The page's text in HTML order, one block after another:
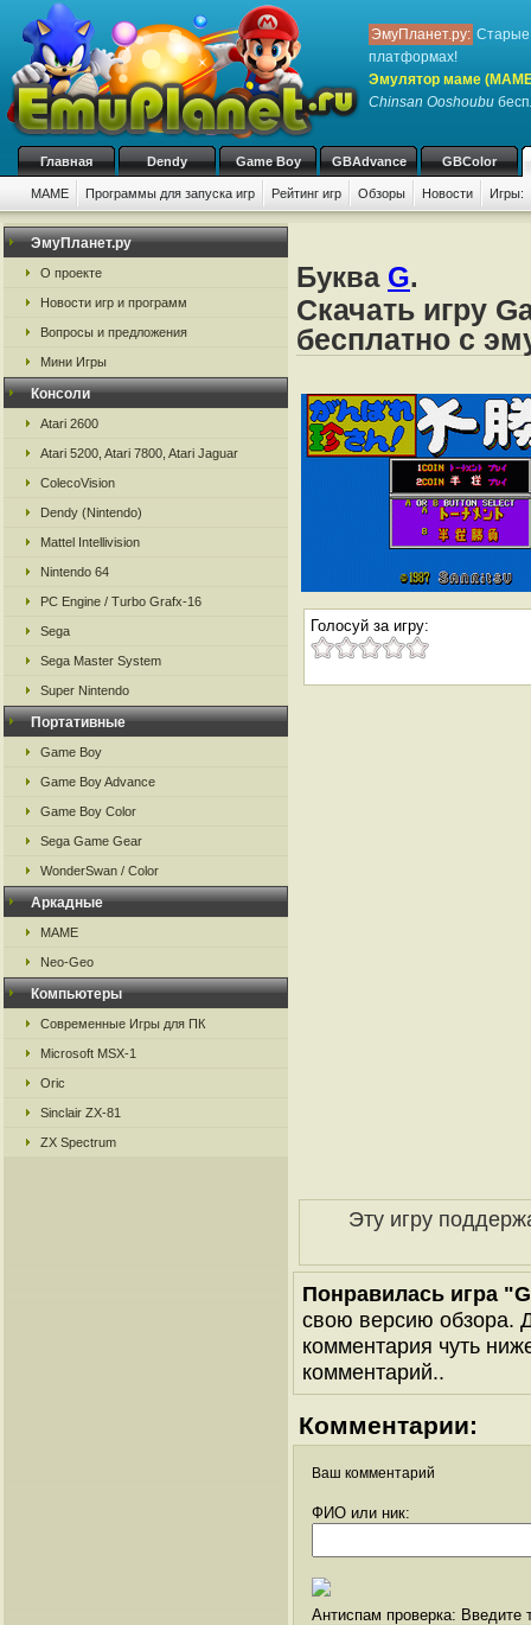
ЭмуПланет.ру: Старые
платформах!
Эмулятор маме
Chinsan Ooshoubu
Главная Dendy Game Boy GBAdvance GBColor
MAME Программы для запуска игр Рейтинг игр Обзоры Новости Игры:
ЭмуПланет.ру
О проекте
Новости игр и программ
Вопросы и предложения
Мини Игры
Консоли
Atari 2600
Atari 5200, Atari 7800, Atari Jaguar
ColecoVision
Dendy (Nintendo)
Mattel Intellivision
Nintendo 64
PC Engine / Turbo Grafx-16
Sega
Sega Master System
Super Nintendo
Портативные
Game Boy
Game Boy Advance
Game Boy Color
Sega Game Gear
WonderSwan / Color
Аркадные
MAME
Neo-Geo
Компьютеры
Современные Игры для ПК
Microsoft MSX-1
Oric
Sinclair ZX-81
ZX Spectrum
Буква G.
Скачать игру
бесплатно с
Голосуй за игру:
Эту игру
Понравилась игра
свою версию обзора.
комментария чуть
комментарий..
Комментарии:
Ваш комментарий
ФИО или ник:
Антиспам проверка: Введите